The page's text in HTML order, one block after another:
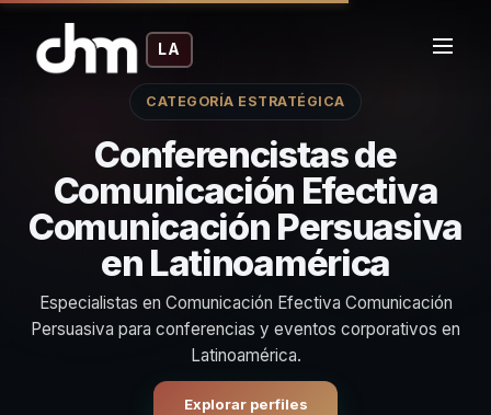
LA
CATEGORÍA ESTRATÉGICA
Conferencistas de
Comunicación Efectiva
Comunicación Persuasiva
en Latinoamérica
Especialistas en Comunicación Efectiva Comunicación
Persuasiva para conferencias y eventos corporativos en
Latinoamérica.
Explorar perfiles